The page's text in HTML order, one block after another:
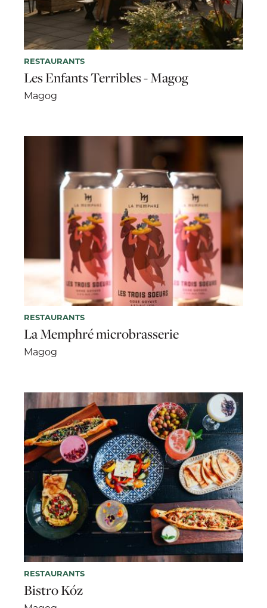
RESTAURANTS
Les Enfants Terribles - Magog
Magog
RESTAURANTS
La Memphré microbrasserie
Magog
RESTAURANTS
Bistro Kóz